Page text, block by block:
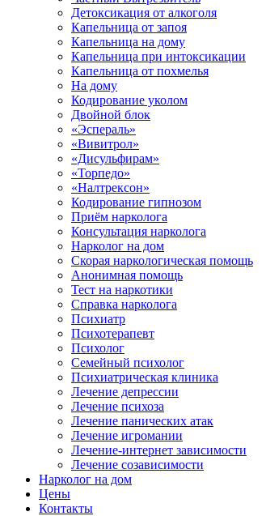
Детоксикация от алкоголя
Капельница от запоя
Капельница на дому
Капельница при интоксикации
Капельница от похмелья
На дому
Кодирование уколом
Двойной блок
«Эспераль»
«Вивитрол»
«Дисульфирам»
«Торпедо»
«Налтрексон»
Кодирование гипнозом
Приём нарколога
Консультация нарколога
Нарколог на дом
Скорая наркологическая помощь
Анонимная помощь
Тест на наркотики
Справка нарколога
Психиатр
Психотерапевт
Психолог
Семейный психолог
Психиатрическая клиника
Лечение депрессии
Лечение психоза
Лечение панических атак
Лечение игромании
Лечение-интернет зависимости
Лечение созависимости
Нарколог на дом
Цены
Контакты